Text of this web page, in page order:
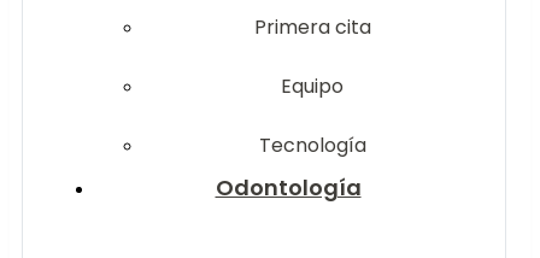
Primera cita
Equipo
Tecnología
Odontología